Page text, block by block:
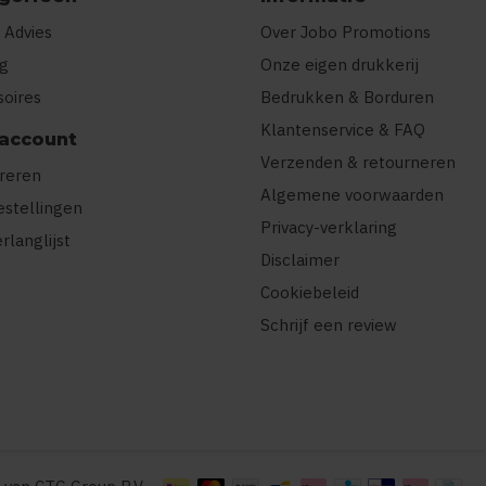
Over Jobo Promotions
Onze eigen drukkerij
Bedrukken & Borduren
Klantenservice & FAQ
Verzenden & retourneren
Algemene voorwaarden
Privacy-verklaring
Disclaimer
Cookiebeleid
Schrijf een review